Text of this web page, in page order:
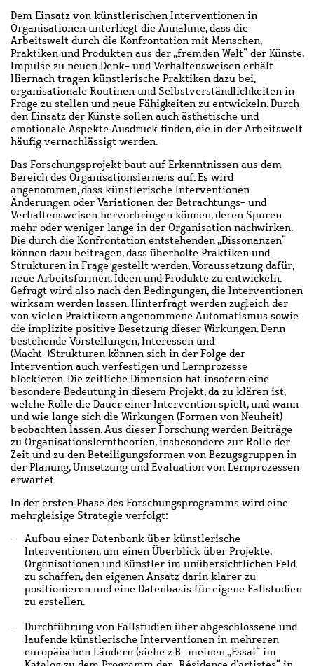
Dem Einsatz von künstlerischen Interventionen in
Organisationen unterliegt die Annahme, dass die
Arbeitswelt durch die Konfrontation mit Menschen,
Praktiken und Produkten aus der „fremden Welt“ der Künste,
Impulse zu neuen Denk- und Verhaltensweisen erhält.
Hiernach tragen künstlerische Praktiken dazu bei,
organisationale Routinen und Selbstverständlichkeiten in
Frage zu stellen und neue Fähigkeiten zu entwickeln. Durch
den Einsatz der Künste sollen auch ästhetische und
emotionale Aspekte Ausdruck finden, die in der Arbeitswelt
häufig vernachlässigt werden.
Das Forschungsprojekt baut auf Erkenntnissen aus dem
Bereich des Organisationslernens auf. Es wird
angenommen, dass künstlerische Interventionen
Änderungen oder Variationen der Betrachtungs- und
Verhaltensweisen hervorbringen können, deren Spuren
mehr oder weniger lange in der Organisation nachwirken.
Die durch die Konfrontation entstehenden „Dissonanzen“
können dazu beitragen, dass überholte Praktiken und
Strukturen in Frage gestellt werden, Voraussetzung dafür,
neue Arbeitsformen, Ideen und Produkte zu entwickeln.
Gefragt wird also nach den Bedingungen, die Interventionen
wirksam werden lassen. Hinterfragt werden zugleich der
von vielen Praktikern angenommene Automatismus sowie
die implizite positive Besetzung dieser Wirkungen. Denn
bestehende Vorstellungen, Interessen und
(Macht-)Strukturen können sich in der Folge der
Intervention auch verfestigen und Lernprozesse
blockieren. Die zeitliche Dimension hat insofern eine
besondere Bedeutung in diesem Projekt, da zu klären ist,
welche Rolle die Dauer einer Intervention spielt, und wann
und wie lange sich die Wirkungen (Formen von Neuheit)
beobachten lassen. Aus dieser Forschung werden Beiträge
zu Organisationslerntheorien, insbesondere zur Rolle der
Zeit und zu den Beteiligungsformen von Bezugsgruppen in
der Planung, Umsetzung und Evaluation von Lernprozessen
erwartet.
In der ersten Phase des Forschungsprogramms wird eine
mehrgleisige Strategie verfolgt:
Aufbau einer Datenbank über künstlerische
Interventionen, um einen Überblick über Projekte,
Organisationen und Künstler im unübersichtlichen Feld
zu schaffen, den eigenen Ansatz darin klarer zu
positionieren und eine Datenbasis für eigene Fallstudien
zu erstellen.
Durchführung von Fallstudien über abgeschlossene und
laufende künstlerische Interventionen in mehreren
europäischen Ländern (siehe z.B. meinen „Essai“ im